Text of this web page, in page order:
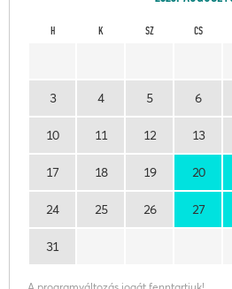
H K SZ CS
3 4 5 6
10 11 12 13
17 18 19 20
24 25 26 27
31